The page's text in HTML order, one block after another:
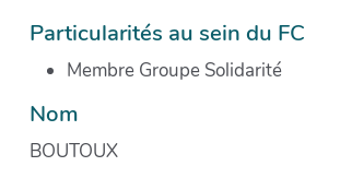
Particularités au sein du FC
Membre Groupe Solidarité
Nom
BOUTOUX